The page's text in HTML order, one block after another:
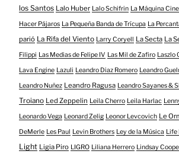
los Santos Lalo Huber Lalo Schifrin La Máquina
Hacer Pájaros La Pequeña Banda de Trícupa La
parió La Rifa del Viento Larry Coryell La Secta La
Filippi Las Medias de Felipe IV Las Mil de Zafiro Laszlo
Lava Engine Lazuli Leandro Diaz Romero Leandro
Leandro Nuñez Leandro Ragusa Leandro Sayanes &
Troiano Led Zeppelin Leila Cherro Leila Harlac
Leonardo Vega Leonard Zelig Leonor Levcovich Le
DeMerle Les Paul Levin Brothers Ley de la Música Life
Light Ligia Piro LIGRO Liliana Herrero Lindsay